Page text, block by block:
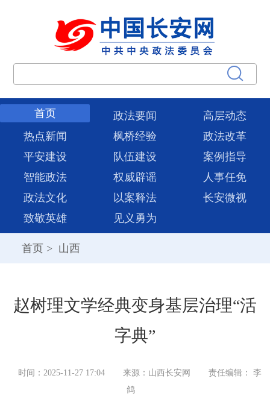
首页 政法要闻
高层动态
热点新闻
枫桥经验
政法改革
平安建设
队伍建设
案例指导
智能政法
权威辟谣
人事任免
政法文化
以案释法
长安微视
致敬英雄
见义勇为
首页 > 山西
赵树理文学经典变身基层治理“活
字典”
时间：2025-11-27 17:04 来源：山西长安网
责任编辑： 李
鸽